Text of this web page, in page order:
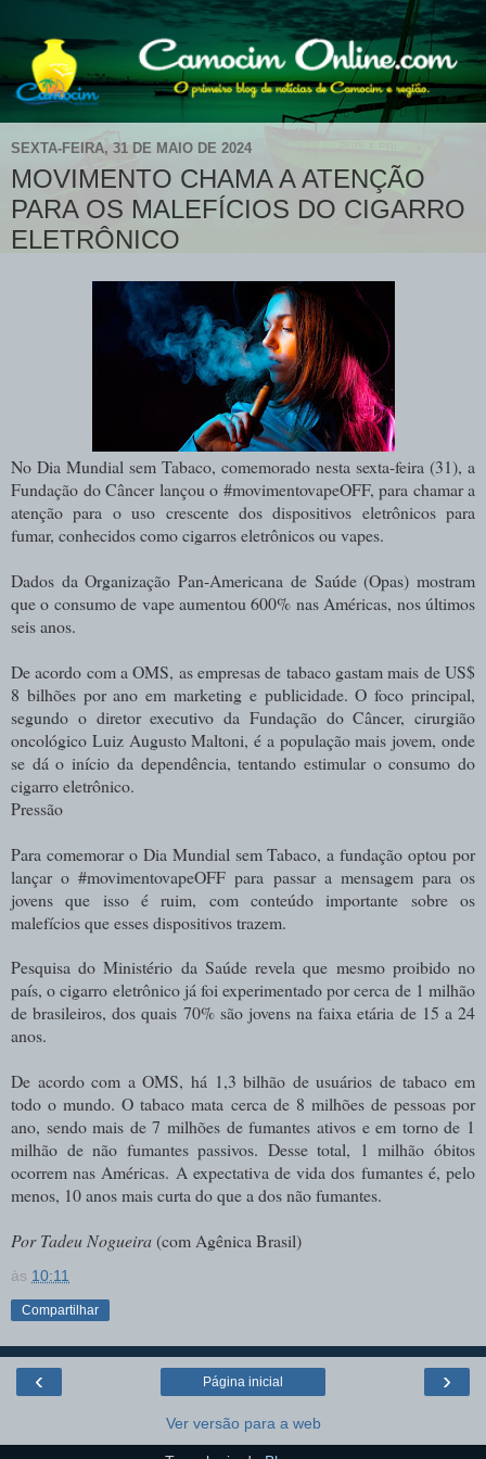
SEXTA-FEIRA, 31 DE MAIO DE 2024
MOVIMENTO CHAMA A ATENÇÃO
PARA OS MALEFÍCIOS DO CIGARRO
ELETRÔNICO
No Dia Mundial sem Tabaco, comemorado nesta sexta-feira (31), a
Fundação do Câncer lançou o #movimentovapeOFF, para chamar a
atenção para o uso crescente dos dispositivos eletrônicos para
fumar, conhecidos como cigarros eletrônicos ou vapes.
Dados da Organização Pan-Americana de Saúde (Opas) mostram
que o consumo de vape aumentou 600% nas Américas, nos últimos
seis anos.
De acordo com a OMS, as empresas de tabaco gastam mais de US$
8 bilhões por ano em marketing e publicidade. O foco principal,
segundo o diretor executivo da Fundação do Câncer, cirurgião
oncológico Luiz Augusto Maltoni, é a população mais jovem, onde
se dá o início da dependência, tentando estimular o consumo do
cigarro eletrônico.
Pressão
Para comemorar o Dia Mundial sem Tabaco, a fundação optou por
lançar o #movimentovapeOFF para passar a mensagem para os
jovens que isso é ruim, com conteúdo importante sobre os
malefícios que esses dispositivos trazem.
Pesquisa do Ministério da Saúde revela que mesmo proibido no
país, o cigarro eletrônico já foi experimentado por cerca de 1 milhão
de brasileiros, dos quais 70% são jovens na faixa etária de 15 a 24
anos.
De acordo com a OMS, há 1,3 bilhão de usuários de tabaco em
todo o mundo. O tabaco mata cerca de 8 milhões de pessoas por
ano, sendo mais de 7 milhões de fumantes ativos e em torno de 1
milhão de não fumantes passivos. Desse total, 1 milhão óbitos
ocorrem nas Américas. A expectativa de vida dos fumantes é, pelo
menos, 10 anos mais curta do que a dos não fumantes.
Por Tadeu Nogueira(com Agênica Brasil)
às 10:11
Compartilhar
‹ ›
Página inicial
Ver versão para a web